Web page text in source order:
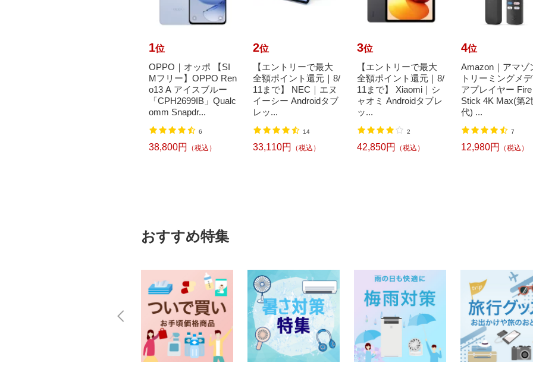
1位
OPPO｜オッポ 【SI
Mフリー】OPPO Ren
o13 A アイスブルー
「CPH2699IB」Qualc
omm Snapdr...
6
38,800円 （税込）
2位
【エントリーで最大
全額ポイント還元｜8/
11まで】 NEC｜エヌ
イーシー Androidタブ
レッ...
14
33,110円 （税込）
3位
【エントリーで最大
全額ポイント還元｜8/
11まで】 Xiaomi｜シ
ャオミ Androidタブレ
ッ...
2
42,850円 （税込）
4位
Amazon｜アマゾ
トリーミングメ
アプレイヤー
Stick 4K Max(第2
代) ...
7
12,980円 （税込）
おすすめ特集